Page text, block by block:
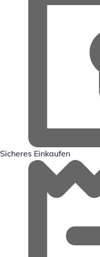
Sicheres Einkaufen